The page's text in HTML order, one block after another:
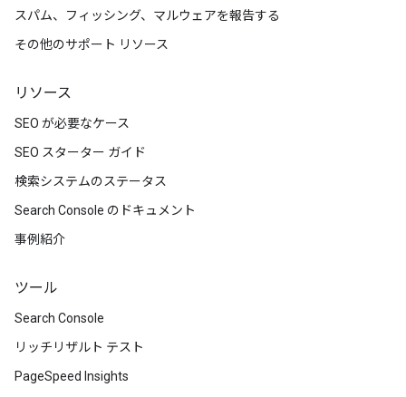
スパム、フィッシング、マルウェアを報告する
その他のサポート リソース
リソース
SEO が必要なケース
SEO スターター ガイド
検索システムのステータス
Search Console のドキュメント
事例紹介
ツール
Search Console
リッチリザルト テスト
PageSpeed Insights